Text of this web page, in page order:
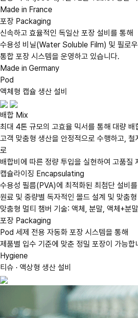
Made in France
포장 Packaging
신속하고 효율적인 독일산 포장 설비를 통해
수용성 비닐(Water Soluble Film) 및 필로
통합 포장 시스템을 운영하고 있습니다.
Made in Germany
Pod
액체형 캡슐 생산 설비
배합 Mix
최대 4톤 규모의 고효율 믹서를 통해 대량 배
고객 맞춤형 생산을 안정적으로 수행하고,
로
배합비에 따른 정량 투입을 실현하여 고품질
캡슐라이징 Encapsulating
수용성 필름(PVA)에 최적화된 최첨단 설비
원료 및 중량별 독자적인 몰드 설계 및 맞춤
맞춤형 멀티 챔버 기술: 액체, 분말, 액체+분
포장 Packaging
Pod 세제 전용 자동화 포장 시스템을 통해
제품별 입수 기준에 맞춘 정밀 포장이 가능합
Hygiene
티슈 · 액상형 생산 설비